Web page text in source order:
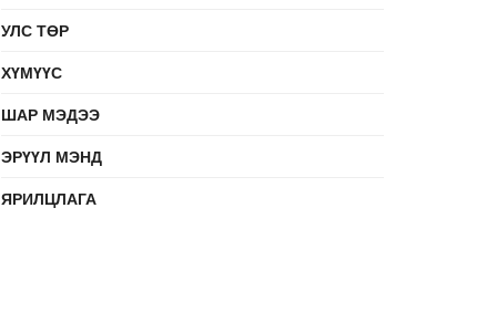
УЛС ТӨР
ХҮМҮҮС
ШАР МЭДЭЭ
ЭРҮҮЛ МЭНД
ЯРИЛЦЛАГА